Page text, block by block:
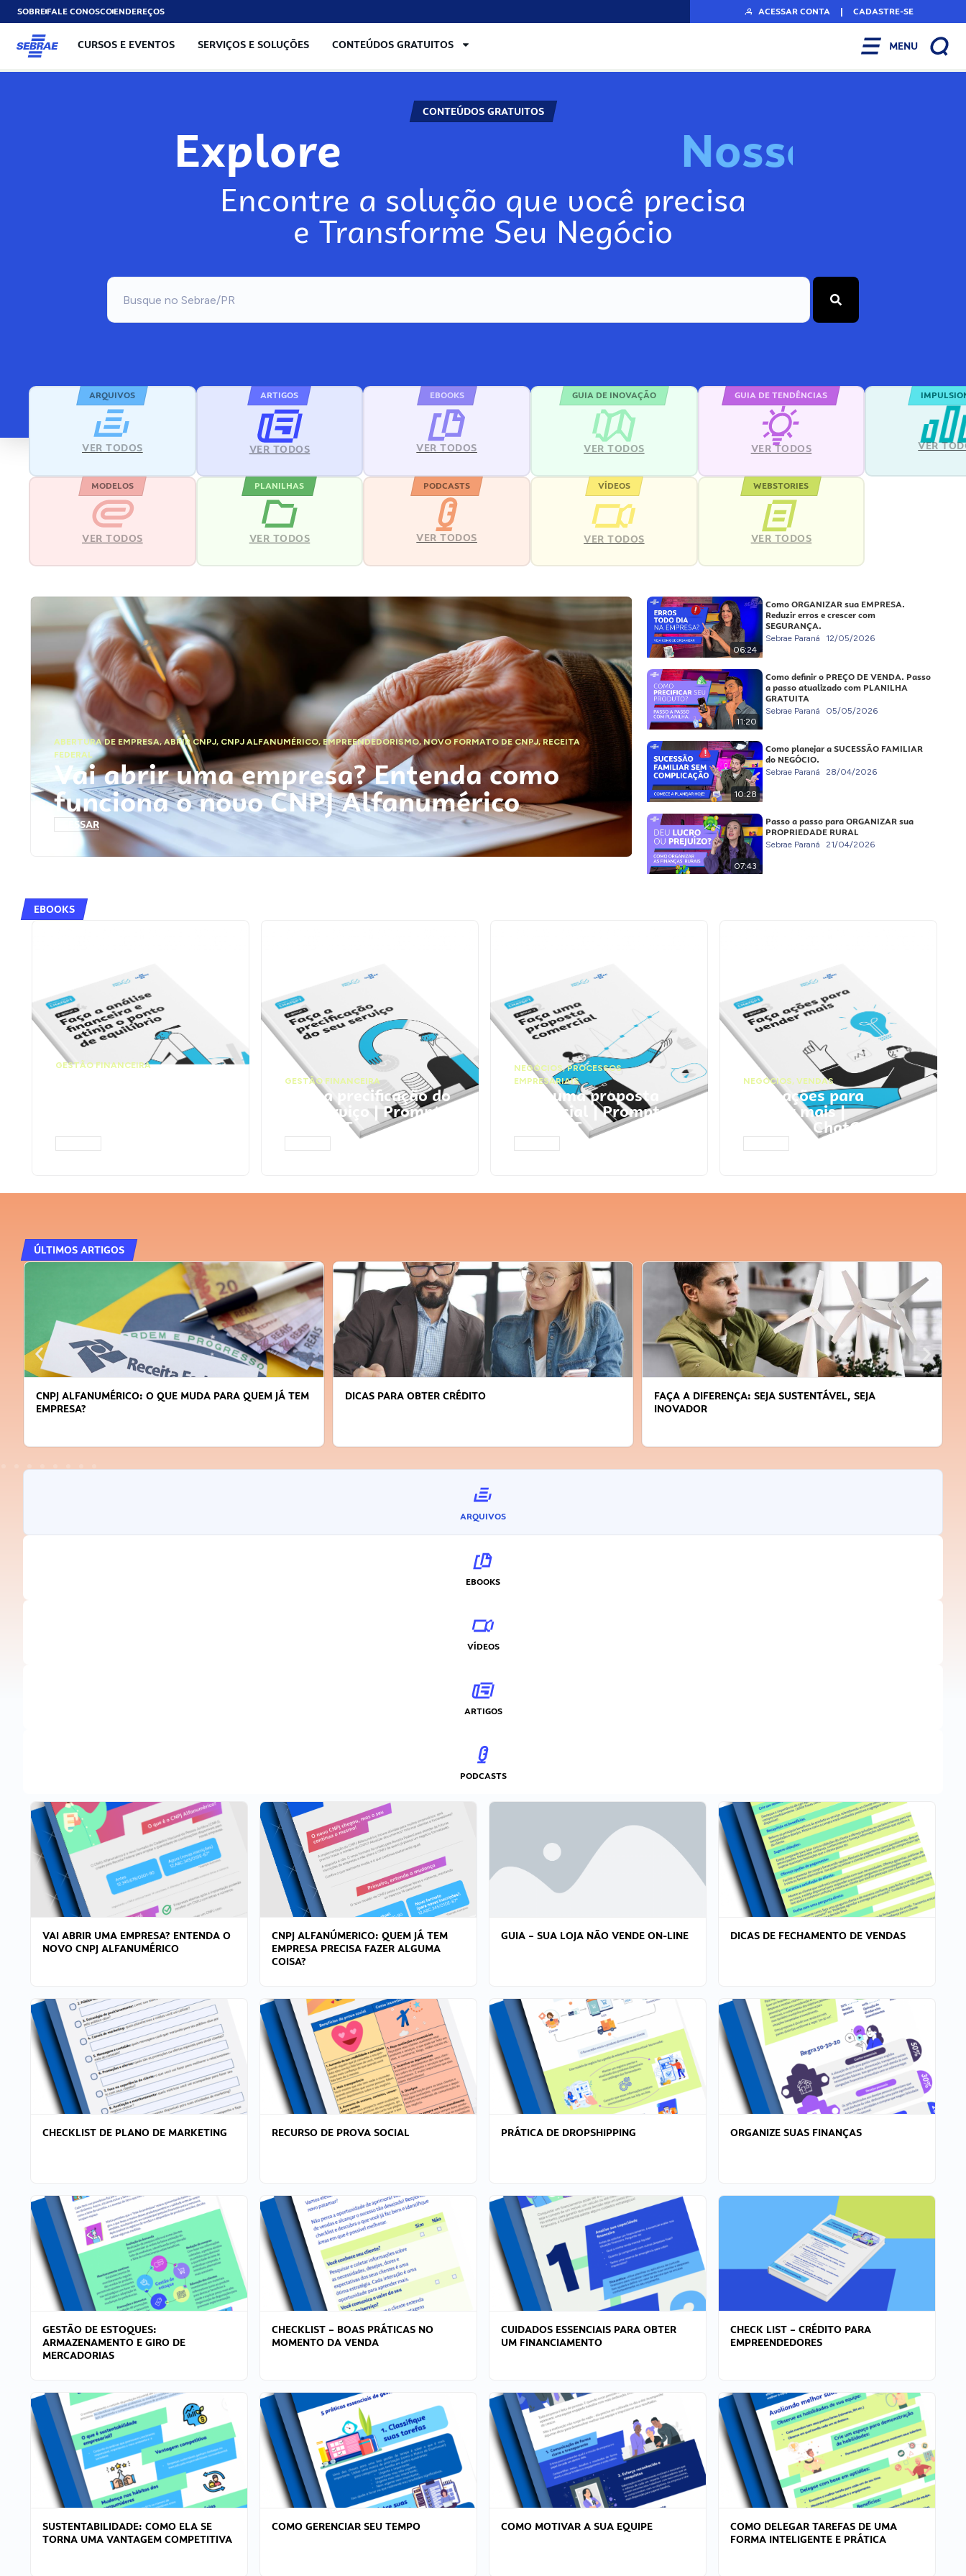
SOBREFALE CONOSCOENDEREÇOS ACESSAR CONTA | CADASTRE-SE
CURSOS E EVENTOS SERVIÇOS E SOLUÇÕES CONTEÚDOS GRATUITOS MENU
CONTEÚDOS GRATUITOS
Explore No
Encontre a solução que você precisa
e Transforme Seu Negócio
ARQUIVOS
VER TODOS
ARTIGOS
VER TODOS
EBOOKS
VER TODOS
GUIA DE INOVAÇÃO
VER TODOS
GUIA DE TENDÊNCIAS
VER TODOS VER
MODELOS
VER TODOS
PLANILHAS
VER TODOS
PODCASTS
VER TODOS
VÍDEOS
VER TODOS
WEBSTORIES
VER TODOS
ABERTURA DE EMPRESA,ABRIR CNPJ, CNPJ ALFANUMÉRICO, EMPREENDEDORISMO,NOVO FORMATO DE CNPJ,RECEITA
FEDERAL
Vai abrir uma empresa? Entenda como
funciona o novo CNPJ Alfanumérico
ACESSAR
06:24
Como ORGANIZAR sua EMPRESA.
Reduzir erros e crescer com
SEGURANÇA.
Sebrae Paraná 12/05/2026
11:20
Como definir o PREÇO DE VENDA. Passo
a passo atualizado com PLANILHA
GRATUITA
Sebrae Paraná 05/05/2026
10:28
Como planejar a SUCESSÃO FAMILIAR
do NEGÓCIO.
Sebrae Paraná 28/04/2026
07:43
Passo a passo para ORGANIZAR sua
PROPRIEDADE RURAL
Sebrae Paraná 21/04/2026
EBOOKS
GESTÃO FINANCEIRA
GESTÃO FINANCEIRA
Faça a precificação do
seu serviço | Prompts
ChatGPT
NEGÓCIOS,PROCESSOS
EMPRESARIAIS
Faça uma proposta
comercial | Prompts
ChatGPT
NEGÓCIOS, VENDAS
Faça ações para
vender mais |
Prompts ChatGPT
ÚLTIMOS ARTIGOS
QUEM JÁ TEM DICAS PARA OBTER CRÉDITO
FAÇA A DIFERENÇA: SEJA SUSTENTÁVEL, SEJA
APRENDA A GERENCIAR O SEU TEMPO
ARQUIVOS
EBOOKS
VÍDEOS
ARTIGOS
PODCASTS
VAI ABRIR UMA EMPRESA? ENTENDA O
NOVO CNPJ ALFANUMÉRICO
CNPJ ALFANÚMERICO: QUEM JÁ TEM
EMPRESA PRECISA FAZER ALGUMA
COISA?
GUIA – SUA LOJA NÃO VENDE ON-LINE DICAS DE FECHAMENTO DE VENDAS
CHECKLIST DE PLANO DE MARKETING RECURSO DE PROVA SOCIAL PRÁTICA DE DROPSHIPPING ORGANIZE SUAS FINANÇAS
GESTÃO DE ESTOQUES:
ARMAZENAMENTO E GIRO DE
MERCADORIAS
CHECKLIST – BOAS PRÁTICAS NO
MOMENTO DA VENDA
CUIDADOS ESSENCIAIS PARA OBTER
UM FINANCIAMENTO
CHECK LIST – CRÉDITO PARA
EMPREENDEDORES
SUSTENTABILIDADE: COMO ELA SE
TORNA UMA VANTAGEM COMPETITIVA
COMO GERENCIAR SEU TEMPO COMO MOTIVAR A SUA EQUIPE
COMO DELEGAR TAREFAS DE UMA
FORMA INTELIGENTE E PRÁTICA